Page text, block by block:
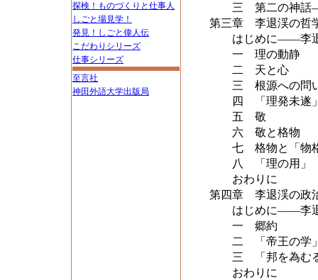
探検！ものづくりと仕事人
しごと場見学！
発見！しごと偉人伝
こだわりシリーズ
仕事シリーズ
至言社
神田外語大学出版局
三 第二の神話
第三章 李退渓の哲
はじめに――李退
一 理の動静
二 天と心
三 根源への問
四 「理発未遂
五 敬
六 敬と格物
七 格物と「物
八 「理の用」
おわりに
第四章 李退渓の政
はじめに――李退
一 郷約
二 「帝王の学
三 「邦を為む
おわりに